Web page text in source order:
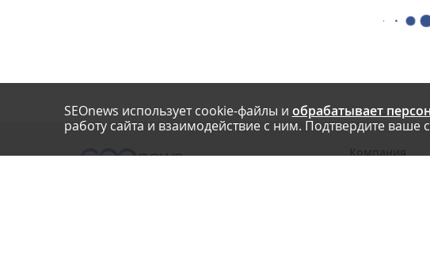
SEOnews использует cookie-файлы и обрабатывает
работу сайта и взаимодействие с ним. Подтвердите ваше
Компания